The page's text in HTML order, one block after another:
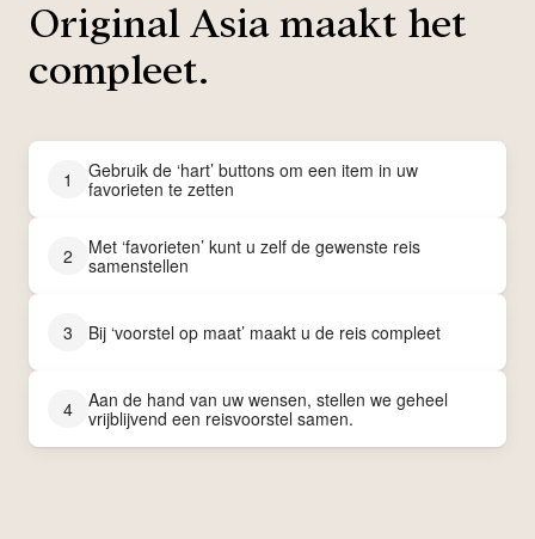
Original Asia maakt het
compleet.
1
Gebruik de ‘hart’ buttons om een item in uw
favorieten te zetten
2
Met ‘favorieten’ kunt u zelf de gewenste reis
samenstellen
3 Bij ‘voorstel op maat’ maakt u de reis compleet
4
Aan de hand van uw wensen, stellen we geheel
vrijblijvend een reisvoorstel samen.